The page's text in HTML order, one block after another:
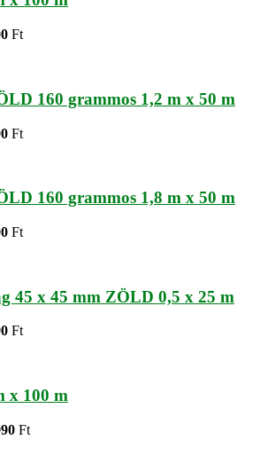
Ft
160 grammos 1,2 m x 50 m
Ft
160 grammos 1,8 m x 50 m
Ft
45 x 45 mm ZÖLD 0,5 x 25 m
Ft
x 100 m
Ft